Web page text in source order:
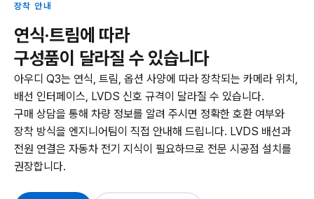
장착 안내
연식·트림에 따라
구성품이 달라질 수 있습니다
아우디 Q3는 연식, 트림, 옵션 사양에 따라 장착되는 카메라 위치,
배선 인터페이스, LVDS 신호 규격이 달라질 수 있습니다.
구매 상담을 통해 차량 정보를 알려 주시면 정확한 호환 여부와
장착 방식을 엔지니어팀이 직접 안내해 드립니다. LVDS 배선과
전원 연결은 자동차 전기 지식이 필요하므로 전문 시공점 설치를
권장합니다.